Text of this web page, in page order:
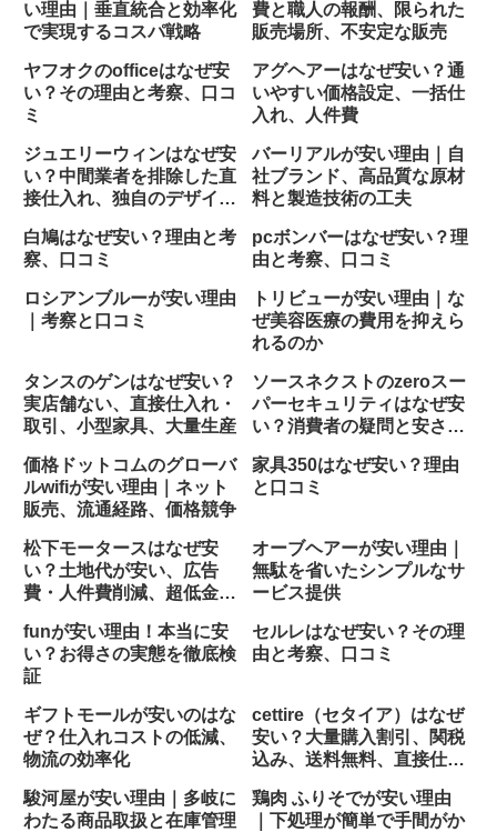
い理由｜垂直統合と効率化
で実現するコスパ戦略
費と職人の報酬、限られた
販売場所、不安定な販売
ヤフオクのofficeはなぜ安
い？その理由と考察、口コ
ミ
アグヘアーはなぜ安い？通
いやすい価格設定、一括仕
入れ、人件費
ジュエリーウィンはなぜ安
い？中間業者を排除した直
接仕入れ、独自のデザイン
バーリアルが安い理由｜自
社ブランド、高品質な原材
料と製造技術の工夫
白鳩はなぜ安い？理由と考
察、口コミ
pcボンバーはなぜ安い？理
由と考察、口コミ
ロシアンブルーが安い理由
｜考察と口コミ
トリビューが安い理由｜な
ぜ美容医療の費用を抑えら
れるのか
タンスのゲンはなぜ安い？
実店舗ない、直接仕入れ・
取引、小型家具、大量生産
ソースネクストのzeroスー
パーセキュリティはなぜ安
い？消費者の疑問と安さの
価格ドットコムのグローバ
ルwifiが安い理由｜ネット
販売、流通経路、価格競争
家具350はなぜ安い？理由
と口コミ
松下モータースはなぜ安
い？土地代が安い、広告
費・人件費削減、超低金利
オーブヘアーが安い理由｜
無駄を省いたシンプルなサ
ービス提供
funが安い理由！本当に安
い？お得さの実態を徹底検
証
セルレはなぜ安い？その理
由と考察、口コミ
ギフトモールが安いのはな
ぜ？仕入れコストの低減、
物流の効率化
cettire（セタイア）はなぜ
安い？大量購入割引、関税
込み、送料無料、直接仕入
駿河屋が安い理由｜多岐に
わたる商品取扱と在庫管理
鶏肉 ふりそでが安い理由
｜下処理が簡単で手間がか